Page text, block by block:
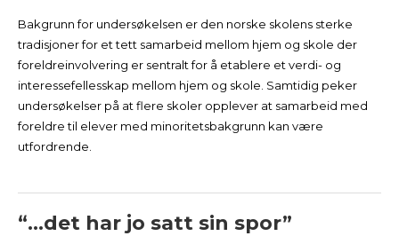
Bakgrunn for undersøkelsen er den norske skolens sterke
tradisjoner for et tett samarbeid mellom hjem og skole der
foreldreinvolvering er sentralt for å etablere et verdi- og
interessefellesskap mellom hjem og skole. Samtidig peker
undersøkelser på at flere skoler opplever at samarbeid med
foreldre til elever med minoritetsbakgrunn kan være
utfordrende.
“…det har jo satt sin spor”